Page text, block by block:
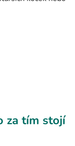
za tím stojí